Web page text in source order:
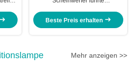
Beste Preis erhalten
Mehr anzeigen >>